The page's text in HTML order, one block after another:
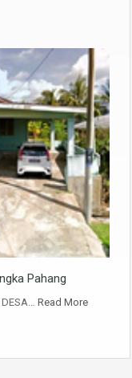
Pahang
DESA… Read More